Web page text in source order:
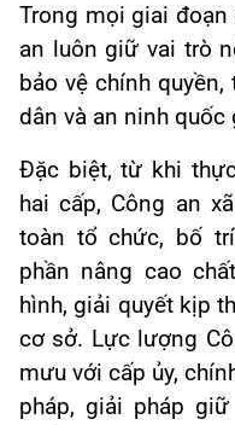
Trong mọi giai
an luôn giữ vai trò
bảo vệ chính
dân và an ninh quốc
Đặc biệt, từ khi
hai cấp, Công an
toàn tổ chức, bố
phần nâng cao
hình, giải quyết kịp
cơ sở. Lực lượng
mưu với cấp ủy,
pháp, giải pháp